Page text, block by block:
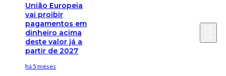
União Europeia
vai proibir
pagamentos em
dinheiro acima
deste valor já a
partir de 2027
há 5 meses